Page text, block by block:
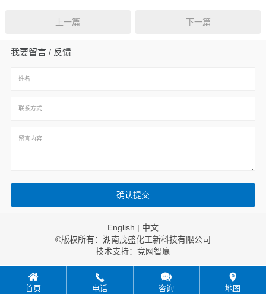
上一篇 下一篇
我要留言 / 反馈
English | 中文
©版权所有：湖南茂盛化工新科技有限公司
技术支持： 竞网智赢
首页 电话 咨询 地图